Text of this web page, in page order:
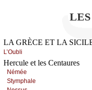
LA GRÈCE ET LA
L’Οubli
Hercule et les Centaures
Νéméе
Stуmphаlе